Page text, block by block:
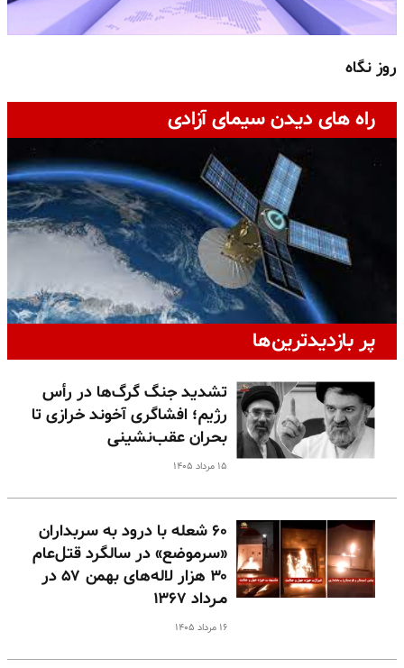
روز نگاه
راه های دیدن سیمای آزادی
پر بازدیدترین‌ها
تشدید جنگ گرگ‌ها در رأس
رژیم؛ افشاگری آخوند خرازی تا
بحران عقب‌نشینی
۱۵ مرداد ۱۴۰۵
۶۰ شعله با درود به سربداران
«سرموضع» در سالگرد قتل‌عام
۳۰ هزار لاله‌های بهمن ۵۷ در
مـرداد ۱۳۶۷
۱۶ مرداد ۱۴۰۵